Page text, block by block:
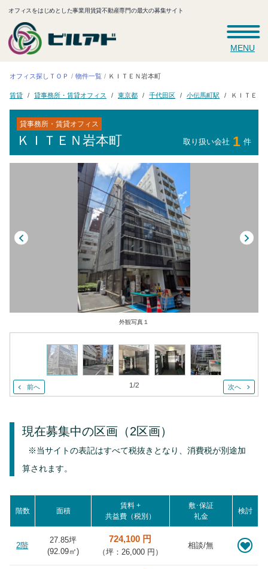
オフィスをはじめとした事業用賃貸不動産専門の最大の募集サイト
MENU
オフィス探しＴＯＰ 物件一覧 ＫＩＴＥＮ岩本町
賃貸 貸事務所・賃貸オフィス 東京都 千代田区 小伝馬町駅 ＫＩＴＥＮ
貸事務所・賃貸オフィス
ＫＩＴＥＮ岩本町 取り扱い会社 1 件
外観写真１
前へ 1/2 次へ
現在募集中の区画 （2区画）
※当サイトの表記はすべて税抜きとなり、消費税が別途加
算されます。
階数 面積
賃料 +
共益費（税別）
敷･保証
礼金
検討
2階
27.85坪
(92.09㎡)
724,100 円
（坪：26,000 円）
相談/無